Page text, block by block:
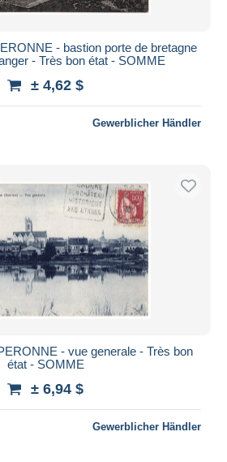
- bastion porte de bretagne
- Très bon état - SOMME
± 4,62 $
Gewerblicher Händler
- vue generale - Très bon
état - SOMME
± 6,94 $
Gewerblicher Händler